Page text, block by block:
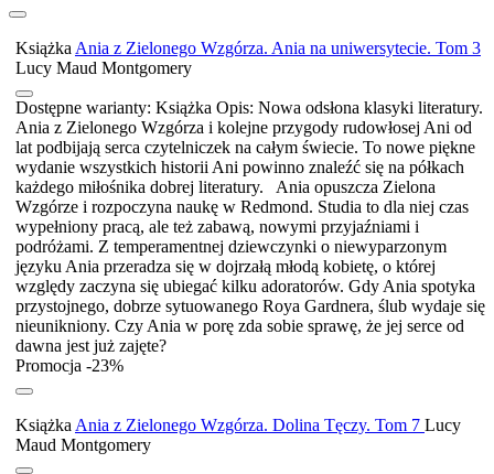
Książka Ania z Zielonego Wzgórza. Ania na uniwersytecie. Tom 3
Lucy Maud Montgomery
Dostępne warianty: Książka Opis: Nowa odsłona klasyki literatury.
Ania z Zielonego Wzgórza i kolejne przygody rudowłosej Ani od
lat podbijają serca czytelniczek na całym świecie. To nowe piękne
wydanie wszystkich historii Ani powinno znaleźć się na półkach
każdego miłośnika dobrej literatury. Ania opuszcza Zielona
Wzgórze i rozpoczyna naukę w Redmond. Studia to dla niej czas
wypełniony pracą, ale też zabawą, nowymi przyjaźniami i
podróżami. Z temperamentnej dziewczynki o niewyparzonym
języku Ania przeradza się w dojrzałą młodą kobietę, o której
względy zaczyna się ubiegać kilku adoratorów. Gdy Ania spotyka
przystojnego, dobrze sytuowanego Roya Gardnera, ślub wydaje się
nieunikniony. Czy Ania w porę zda sobie sprawę, że jej serce od
dawna jest już zajęte?
Promocja -23%
Książka Ania z Zielonego Wzgórza. Dolina Tęczy. Tom 7 Lucy
Maud Montgomery